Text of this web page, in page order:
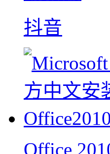
抖音
Office